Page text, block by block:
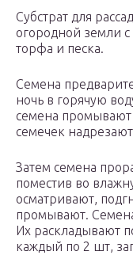
Субстрат для
огородной земли
торфа и песка.
Семена
ночь в горячую
семена
семечек
Затем семена
поместив во
осматривают,
промывают.
Их раскладывают
каждый по 2 шт,